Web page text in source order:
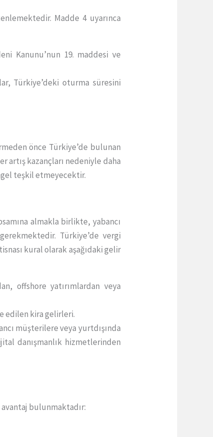
Madde 4 uyarınca
Kanunu’nun 19. maddesi ve
Türkiye’deki oturma süresini
önce Türkiye’de bulunan
kazançları nedeniyle daha
teşkil etmeyecektir.
almakla birlikte, yabancı
Türkiye’de vergi
kural olarak aşağıdaki gelir
offshore yatırımlardan veya
edilen kira gelirleri.
müşterilere veya yurtdışında
danışmanlık hizmetlerinden
avantaj bulunmaktadır: